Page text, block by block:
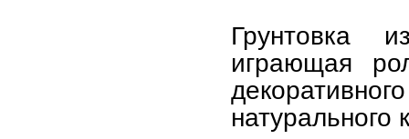
Грунтовка
играющая
натурального